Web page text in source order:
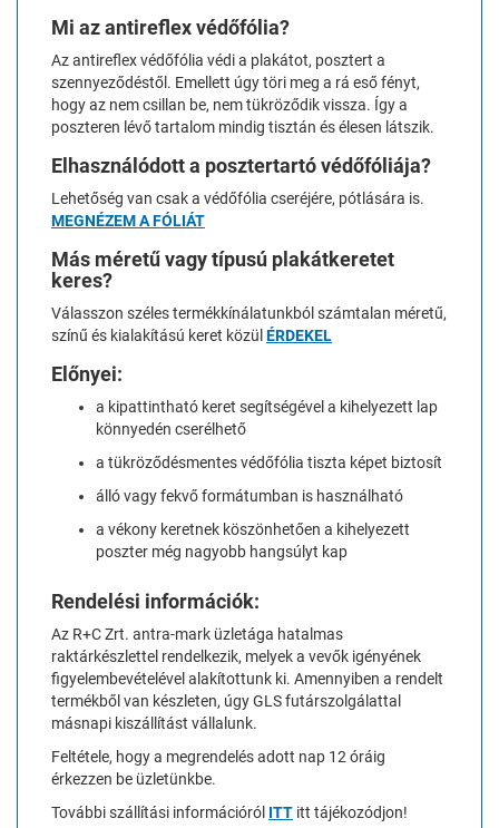
Mi az antireflex védőfólia?
Az antireflex védőfólia védi a plakátot, posztert a
szennyeződéstől. Emellett úgy töri meg a rá eső fényt,
hogy az nem csillan be, nem tükröződik vissza. Így a
poszteren lévő tartalom mindig tisztán és élesen látszik.
Elhasználódott a posztertartó védőfóliája?
Lehetőség van csak a védőfólia cseréjére, pótlására is.
MEGNÉZEM A FÓLIÁT
Más méretű vagy típusú plakátkeretet
keres?
Válasszon széles termékkínálatunkból számtalan méretű,
színű és kialakítású keret közülÉRDEKEL
Előnyei:
a kipattintható keret segítségével a kihelyezett lap
könnyedén cserélhető
a tükröződésmentes védőfólia tiszta képet biztosít
álló vagy fekvő formátumban is használható
a vékony keretnek köszönhetően a kihelyezett
poszter még nagyobb hangsúlyt kap
Rendelési információk:
Az R+C Zrt. antra-mark üzletága hatalmas
raktárkészlettel rendelkezik, melyek a vevők igényének
figyelembevételével alakítottunk ki. Amennyiben a rendelt
termékből van készleten, úgy GLS futárszolgálattal
másnapi kiszállítást vállalunk.
Feltétele, hogy a megrendelés adott nap 12 óráig
érkezzen be üzletünkbe.
További szállítási információról ITT itt tájékozódjon!